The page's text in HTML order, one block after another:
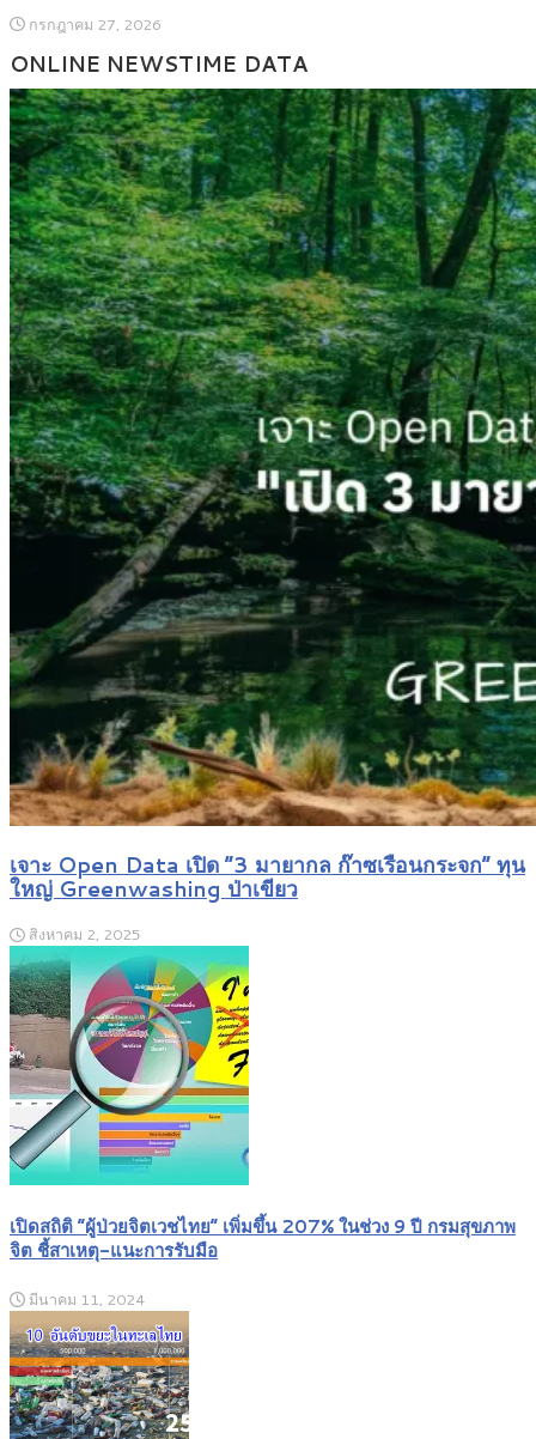
กรกฎาคม 27, 2026
ONLINE NEWSTIME DATA
เจาะ Open Data เปิด “3 มายากล ก๊าซเรือนกระจก” ทุน
ใหญ่ Greenwashing ป่าเขียว
สิงหาคม 2, 2025
เปิดสถิติ “ผู้ป่วยจิตเวชไทย” เพิ่มขึ้น 207% ในช่วง 9 ปี กรมสุขภาพ
จิต ชี้สาเหตุ-แนะการรับมือ
มีนาคม 11, 2024